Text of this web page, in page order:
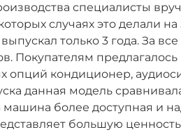
специалисты
случаях это делали
только 3 года. За
Покупателям
опций кондиционер,
данная модель
машина более доступная и
большую